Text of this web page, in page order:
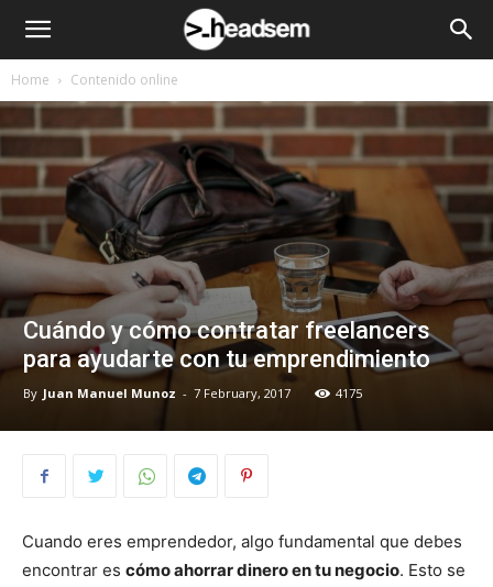
Home Contenido online
Cuándo y cómo contratar freelancers
para ayudarte con tu emprendimiento
By Juan Manuel Munoz - 7 February, 2017 4175
Cuando eres emprendedor, algo fundamental que debes
encontrar es cómo ahorrar dinero en tu negocio. Esto se